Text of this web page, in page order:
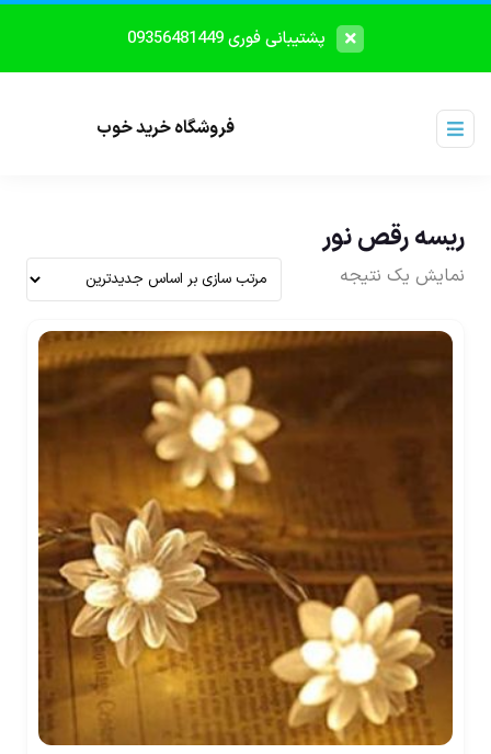
پشتیبانی فوری 09356481449
فروشگاه خرید خوب
ریسه رقص نور
نمایش یک نتیجه